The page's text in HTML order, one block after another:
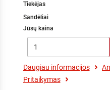
Tiekėjas
Sandėliai
Jūsų kaina
Daugiau informacijos
Pritaikymas